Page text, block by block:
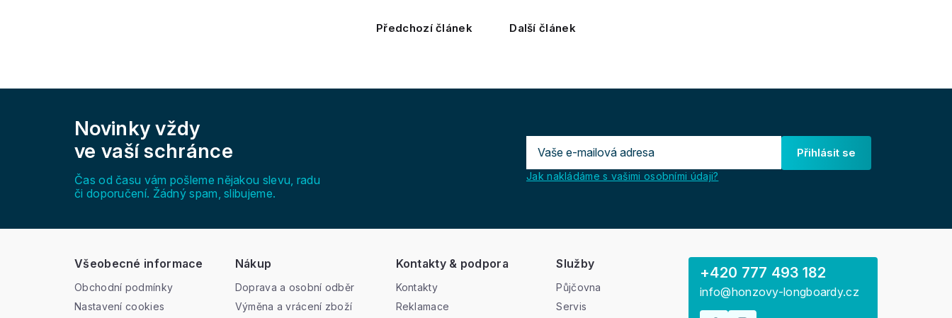
Předchozí článek Další článek
Novinky vždy
ve vaší schránce
Čas od času vám pošleme nějakou slevu, radu
či doporučení. Žádný spam, slibujeme.
Přihlásit se
Jak nakládáme s vašimi osobními údaji?
Všeobecné informace
Obchodní podmínky
Nastavení cookies
Nákup
Doprava a osobní odběr
Výměna a vrácení zboží
Kontakty & podpora
Kontakty
Reklamace
Služby
Půjčovna
Servis
+420 777 493 182
info@honzovy-longboardy.cz